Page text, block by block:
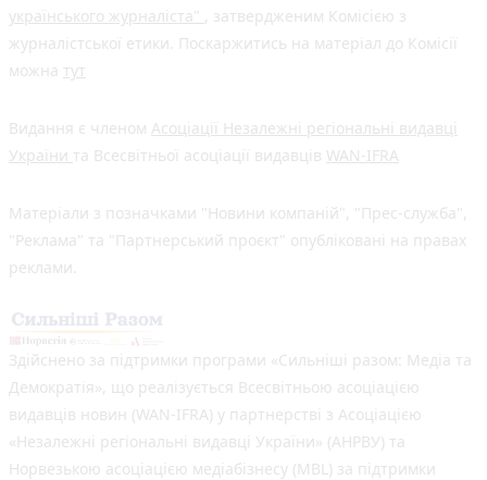
українського журналіста"
, затвердженим Комісією з
журналістської етики. Поскаржитись на матеріал до Комісії
можна тут
Видання є членом Асоціації Незалежні регіональні видавці
України та Всесвітньої асоціації видавців WAN-IFRA
Матеріали з позначками "Новини компаній", "Прес-служба",
"Реклама" та "Партнерський проєкт" опубліковані на правах
реклами.
Здійснено за підтримки програми «Сильніші разом: Медіа та
Демократія», що реалізується Всесвітньою асоціацією
видавців новин (WAN-IFRA) у партнерстві з Асоціацією
«Незалежні регіональні видавці України» (АНРВУ) та
Норвезькою асоціацією медіабізнесу (MBL) за підтримки